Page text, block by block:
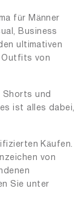
für Männer
Business
ultimativen
Outfits von
Shorts und
ist alles dabei,
Käufen.
von
Sie unter